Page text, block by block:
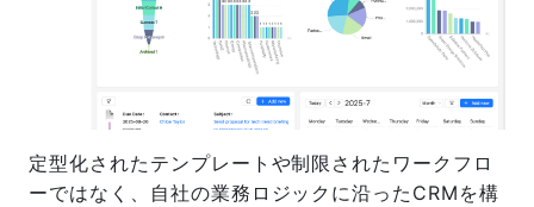
定型化されたテンプレートや制限されたワークフロ
ーではなく、自社の業務ロジックに沿ったCRMを構